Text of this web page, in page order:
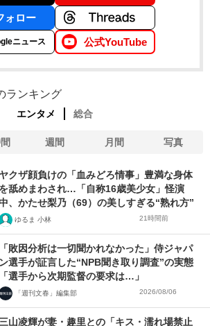
ォロー
ニュース 公式YouTube
ランキング
エンタメ 総合
週間 月間 写真
ヤクザ顔負けの「血みどろ情事」豊満な身体
を舐めまわされ…「自称16歳美少女」怪演
、かたせ梨乃（69）の美しすぎる“熟れ方”
ゆるま 小林 21時間前
「敗因分析は一切聞かれなかった」侍ジャパ
ン選手が証言した“NPB聞き取り調査”の実態
「選手から次期監督の要求は…」
「週刊文春」編集部 2026/08/06
山凌輝が妻・趣里との「キス・濡れ場禁止